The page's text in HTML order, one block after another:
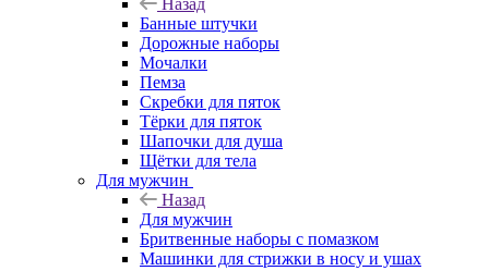
Назад
Банные штучки
Дорожные наборы
Мочалки
Пемза
Скребки для пяток
Тёрки для пяток
Шапочки для душа
Щётки для тела
Для мужчин
Назад
Для мужчин
Бритвенные наборы с помазком
Машинки для стрижки в носу и ушах